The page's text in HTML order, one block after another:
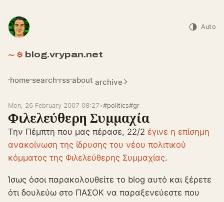
blog.vrypan.net
home search rss about archive
Auto
Mon, 26 February 2007 08:27 •#politics#gr
Φιλελεύθερη Συμμαχία
Την Πέμπτη που μας πέρασε, 22/2 έγινε η επίσημη
ανακοίνωση της ίδρυσης του νέου πολιτικού
κόμματος της Φιλελεύθερης Συμμαχίας.
Ίσως όσοι παρακολουθείτε το blog αυτό και ξέρετε
ότι δουλεύω στο ΠΑΣΟΚ να παραξενεύεστε που